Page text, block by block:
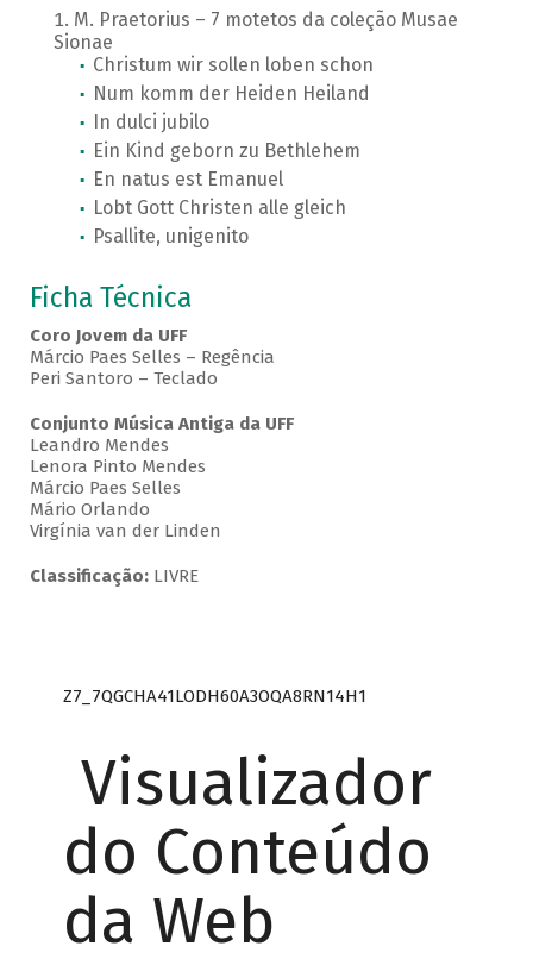
M. Praetorius – 7 motetos da coleção Musae
Sionae
Christum wir sollen loben schon
Num komm der Heiden Heiland
In dulci jubilo
Ein Kind geborn zu Bethlehem
En natus est Emanuel
Lobt Gott Christen alle gleich
Psallite, unigenito
Ficha Técnica
Coro Jovem da UFF
Márcio Paes Selles – Regência
Peri Santoro – Teclado
Conjunto Música Antiga da UFF
Leandro Mendes
Lenora Pinto Mendes
Márcio Paes Selles
Mário Orlando
Virgínia van der Linden
Classificação:LIVRE
Z7_7QGCHA41LODH60A3OQA8RN14H1
Visualizador
do Conteúdo
da Web